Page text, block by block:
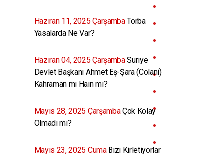
Haziran 11, 2025 ÇarşambaTorba
Yasalarda Ne Var?
Haziran 04, 2025 ÇarşambaSuriye
Devlet Başkanı Ahmet Eş-Şara (Colani)
Kahraman mı Hain mi?
Mayıs 28, 2025 ÇarşambaÇok Kolay
Olmadı mı?
Mayıs 23, 2025 CumaBizi Kirletiyorlar